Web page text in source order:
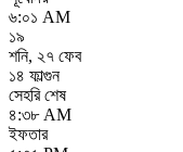
৬:০১ AM
১৯
শনি, ২৭ ফেব
১৪ ফাল্গুন
সেহরি শেষ
৪:৩৮ AM
ইফতার